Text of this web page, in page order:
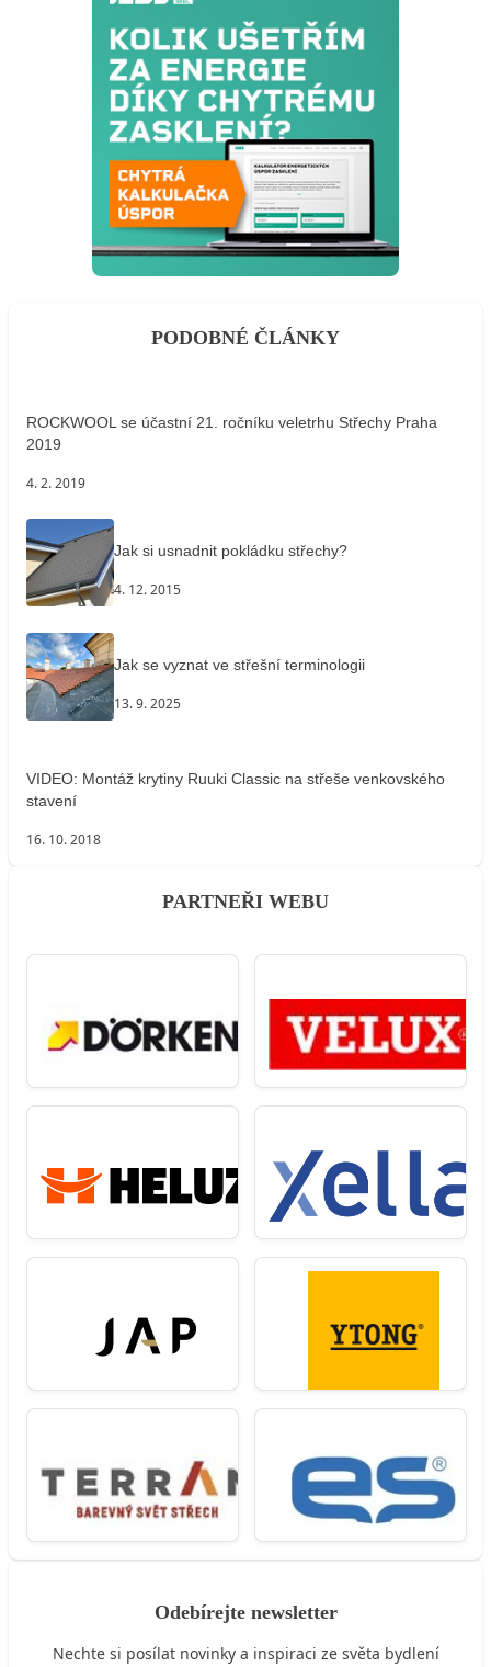
PODOBNÉ ČLÁNKY
ROCKWOOL se účastní 21. ročníku veletrhu Střechy Praha
2019
4. 2. 2019
Jak si usnadnit pokládku střechy?
4. 12. 2015
Jak se vyznat ve střešní terminologii
13. 9. 2025
VIDEO: Montáž krytiny Ruuki Classic na střeše venkovského
stavení
16. 10. 2018
PARTNEŘI WEBU
Odebírejte newsletter
Nechte si posílat novinky a inspiraci ze světa bydlení